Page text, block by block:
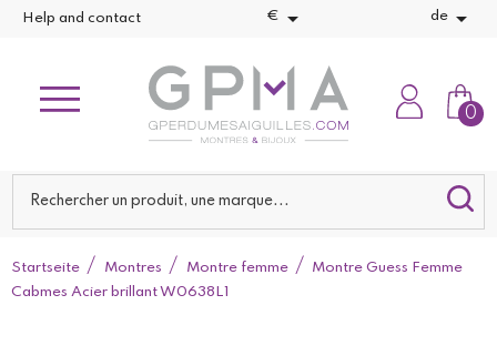
Help and contact €  de 
0
Startseite Montres Montre femme
Montre Guess Femme
Cabmes Acier brillant W0638L1